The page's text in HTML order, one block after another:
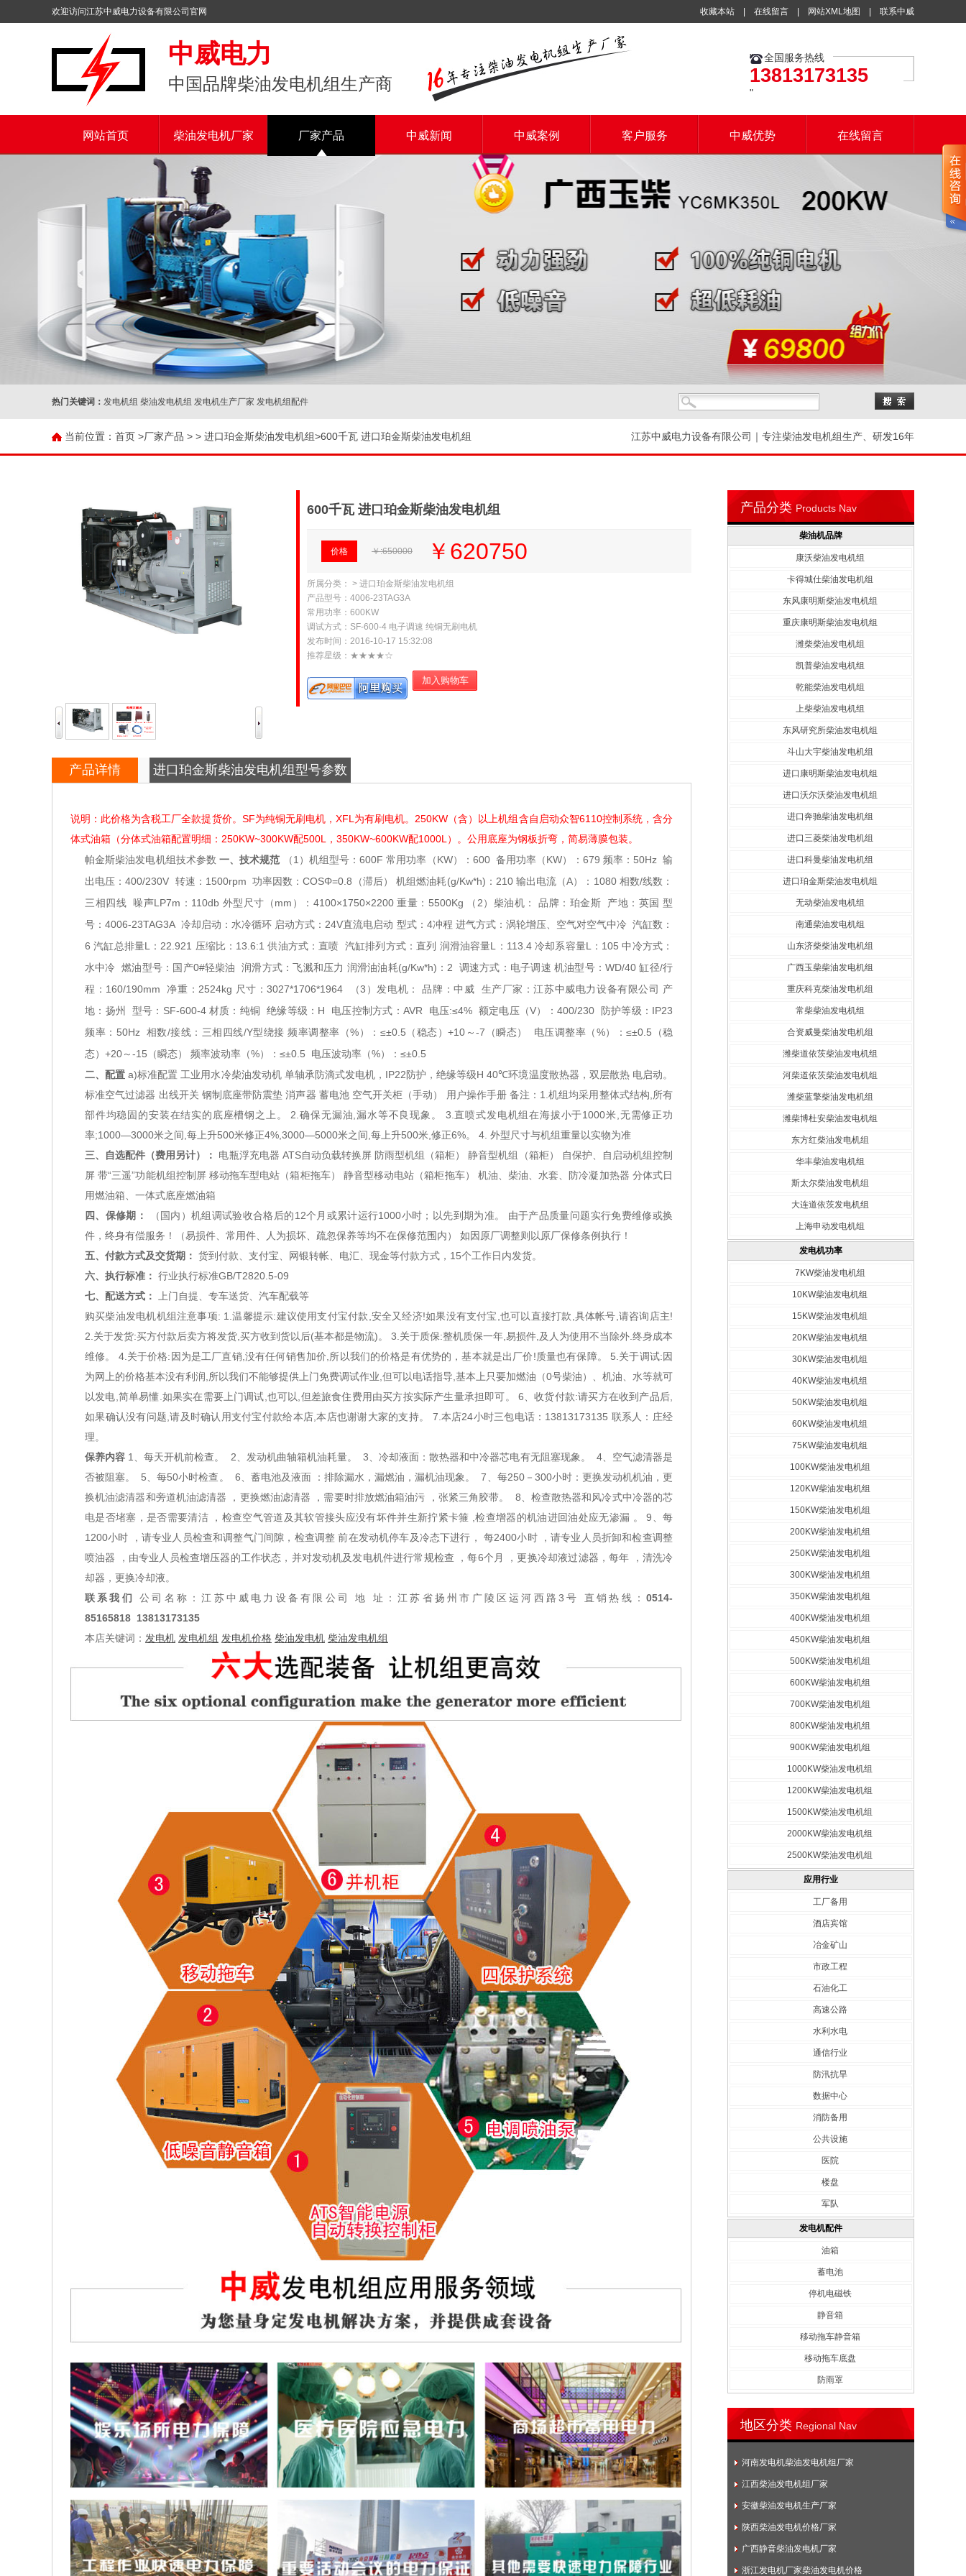
欢迎访问江苏中威电力设备有限公司官网 收藏本站 在线留言 网站XML地图 联系中威
中威电力
中国品牌柴油发电机组生产商
全国服务热线
13813173135
网站首页 柴油发电机厂家 厂家产品 中威新闻 中威案例 客户服务 中威优势 在线留言
热门关键词： 发电机组 柴油发电机组 发电机生产厂家 发电机组配件
当前位置： 首页 >厂家产品 > > 进口珀金斯柴油发电机组>600千瓦 进口珀金斯柴油发电机组 江苏中威电力设备有限公司｜专注柴油发电机组生产、研发16年
600千瓦 进口珀金斯柴油发电机组
价格 ￥:650000 ￥620750
所属分类： > 进口珀金斯柴油发电机组
产品型号：4006-23TAG3A
常用功率：600KW
调试方式：SF-600-4 电子调速 纯铜无刷电机
发布时间：2016-10-17 15:32:08
推荐星级：★★★★☆
产品详情
进口珀金斯柴油发电机组型号参数
说明：此价格为含税工厂全款提货价。SF为纯铜无刷电机，XFL为有刷电机。250KW（含）以上机组含自启动众智6110控制系统，含分
体式油箱（分体式油箱配置明细：250KW~300KW配500L，350KW~600KW配1000L）。公用底座为钢板折弯，简易薄膜包装。
帕金斯柴油发电机组技术参数 一、技术规范 （1）机组型号：600F 常用功率（KW）：600 备用功率（KW）：679 频率：50Hz 输
出电压：400/230V 转速：1500rpm 功率因数：COSΦ=0.8（滞后） 机组燃油耗(g/Kw*h)：210 输出电流（A）：1080 相数/线数：
三相四线
噪声LP7m：110db 外型尺寸（mm）：4100×1750×2200 重量：5500Kg （2）柴油机： 品牌：珀金斯 产地：英国 型
号：4006-23TAG3A 冷却启动：水冷循环 启动方式：24V直流电启动 型式：4冲程 进气方式：涡轮增压、空气对空气中冷 汽缸数：
6 汽缸总排量L：22.921 压缩比：13.6:1 供油方式：直喷 汽缸排列方式：直列 润滑油容量L：113.4 冷却系容量L：105 中冷方式：
水中冷 燃油型号：国产0#轻柴油 润滑方式：飞溅和压力 润滑油油耗(g/Kw*h)：2 调速方式：电子调速 机油型号：WD/40 缸径/行
程：160/190mm
净重：2524kg 尺寸：3027*1706*1964 （3）发电机： 品牌：中威 生产厂家：江苏中威电力设备有限公司 产
地：扬州
型号：SF-600-4 材质：纯铜 绝缘等级：H 电压控制方式：AVR 电压:≤4% 额定电压（V）：400/230
防护等级：IP23
频率：50Hz 相数/接线：三相四线/Y型绕接 频率调整率（%）：≤±0.5（稳态）+10～-7（瞬态）
电压调整率（%）：≤±0.5（稳
态）+20～-15（瞬态）
频率波动率（%）：≤±0.5
电压波动率（%）：≤±0.5
二、配置 a)标准配置 工业用水冷柴油发动机 单轴承防滴式发电机，IP22防护，绝缘等级H 40℃环境温度散热器，双层散热 电启动。
标准空气过滤器 出线开关 钢制底座带防震垫 消声器 蓄电池 空气开关柜（手动） 用户操作手册 备注：1.机组均采用整体式结构,所有
部件均稳固的安装在结实的底座槽钢之上。 2.确保无漏油,漏水等不良现象。 3.直喷式发电机组在海拔小于1000米,无需修正功
率;1000—3000米之间,每上升500米修正4%,3000—5000米之间,每上升500米,修正6%。 4. 外型尺寸与机组重量以实物为准
三、自选配件（费用另计）：
电瓶浮充电器 ATS自动负载转换屏 防雨型机组（箱柜） 静音型机组（箱柜） 自保护、自启动机组控制
屏 带“三遥”功能机组控制屏 移动拖车型电站（箱柜拖车） 静音型移动电站（箱柜拖车） 机油、柴油、水套、防冷凝加热器 分体式日
用燃油箱、一体式底座燃油箱
四、保修期：
（国内）机组调试验收合格后的12个月或累计运行1000小时；以先到期为准。 由于产品质量问题实行免费维修或换
件，终身有偿服务！（易损件、常用件、人为损坏、疏忽保养等均不在保修范围内） 如因原厂调整则以原厂保修条例执行！
五、付款方式及交货期： 货到付款、支付宝、网银转帐、电汇、现金等付款方式，15个工作日内发货。
六、执行标准： 行业执行标准GB/T2820.5-09
七、配送方式：
上门自提、专车送货、汽车配载等
购买柴油发电机机组注意事项: 1.温馨提示:建议使用支付宝付款,安全又经济!如果没有支付宝,也可以直接打款,具体帐号,请咨询店主!
2.关于发货:买方付款后卖方将发货,买方收到货以后(基本都是物流)。 3.关于质保:整机质保一年,易损件,及人为使用不当除外.终身成本
维修。 4.关于价格:因为是工厂直销,没有任何销售加价,所以我们的价格是有优势的，基本就是出厂价!质量也有保障。 5.关于调试:因
为网上的价格基本没有利润,所以我们不能够提供上门免费调试作业,但可以电话指导,基本上只要加燃油（0号柴油）、机油、水等就可
以发电,简单易懂.如果实在需要上门调试,也可以,但差旅食住费用由买方按实际产生量承担即可。 6、收货付款:请买方在收到产品后,
如果确认没有问题,请及时确认用支付宝付款给本店,本店也谢谢大家的支持。 7.本店24小时三包电话：13813173135 联系人：庄经
理。
保养内容 1、每天开机前检查。 2、发动机曲轴箱机油耗量。 3、冷却液面：散热器和中冷器芯电有无阻塞现象。 4、空气滤清器是
否被阻塞。 5、每50小时检查。 6、蓄电池及液面 ：排除漏水，漏燃油，漏机油现象。 7、每250－300小时：更换发动机机油，更
换机油滤清器和旁道机油滤清器 ，更换燃油滤清器 ，需要时排放燃油箱油污 ，张紧三角胶带。 8、检查散热器和风冷式中冷器的芯
电是否堵塞，是否需要清洁 ，检查空气管道及其软管接头应没有坏件并生新拧紧卡箍 ,检查增器的机油进回油处应无渗漏 。 9、每
1200小时 ，请专业人员检查和调整气门间隙，检查调整 前在发动机停车及冷态下进行， 每2400小时 ，请专业人员折卸和检查调整
喷油器 ，由专业人员检查增压器的工作状态，并对发动机及发电机件进行常规检查 ，每6个月 ，更换冷却液过滤器，每年 ，清洗冷
却器，更换冷却液。
联系我们
公司名称：江苏中威电力设备有限公司 地 址：江苏省扬州市广陵区运河西路3号 直销热线：0514-
85165818 13813173135
本店关键词： 发电机 发电机组 发电机价格 柴油发电机 柴油发电机组
产品分类 Products Nav
柴油机品牌
康沃柴油发电机组
卡得城仕柴油发电机组
东风康明斯柴油发电机组
重庆康明斯柴油发电机组
潍柴柴油发电机组
凯普柴油发电机组
乾能柴油发电机组
上柴柴油发电机组
东风研究所柴油发电机组
斗山大宇柴油发电机组
进口康明斯柴油发电机组
进口沃尔沃柴油发电机组
进口奔驰柴油发电机组
进口三菱柴油发电机组
进口科曼柴油发电机组
进口珀金斯柴油发电机组
无动柴油发电机组
南通柴油发电机组
山东济柴柴油发电机组
广西玉柴柴油发电机组
重庆科克柴油发电机组
常柴柴油发电机组
合资威曼柴油发电机组
潍柴道依茨柴油发电机组
河柴道依茨柴油发电机组
潍柴蓝擎柴油发电机组
潍柴博杜安柴油发电机组
东方红柴油发电机组
华丰柴油发电机组
斯太尔柴油发电机组
大连道依茨发电机组
上海申动发电机组
发电机功率
7KW柴油发电机组
10KW柴油发电机组
15KW柴油发电机组
20KW柴油发电机组
30KW柴油发电机组
40KW柴油发电机组
50KW柴油发电机组
60KW柴油发电机组
75KW柴油发电机组
100KW柴油发电机组
120KW柴油发电机组
150KW柴油发电机组
200KW柴油发电机组
250KW柴油发电机组
300KW柴油发电机组
350KW柴油发电机组
400KW柴油发电机组
450KW柴油发电机组
500KW柴油发电机组
600KW柴油发电机组
700KW柴油发电机组
800KW柴油发电机组
900KW柴油发电机组
1000KW柴油发电机组
1200KW柴油发电机组
1500KW柴油发电机组
2000KW柴油发电机组
2500KW柴油发电机组
应用行业
工厂备用
酒店宾馆
冶金矿山
市政工程
石油化工
高速公路
水利水电
通信行业
防汛抗旱
数据中心
消防备用
公共设施
医院
楼盘
军队
发电机配件
油箱
蓄电池
停机电磁铁
静音箱
移动拖车静音箱
移动拖车底盘
防雨罩
地区分类 Regional Nav
河南发电机柴油发电机组厂家
江西柴油发电机组厂家
安徽柴油发电机生产厂家
陕西柴油发电机价格厂家
广西静音柴油发电机厂家
浙江发电机厂家柴油发电机价格